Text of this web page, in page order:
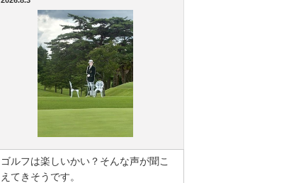
ゴルフは楽しいかい？そんな声が聞こ
えてきそうです。